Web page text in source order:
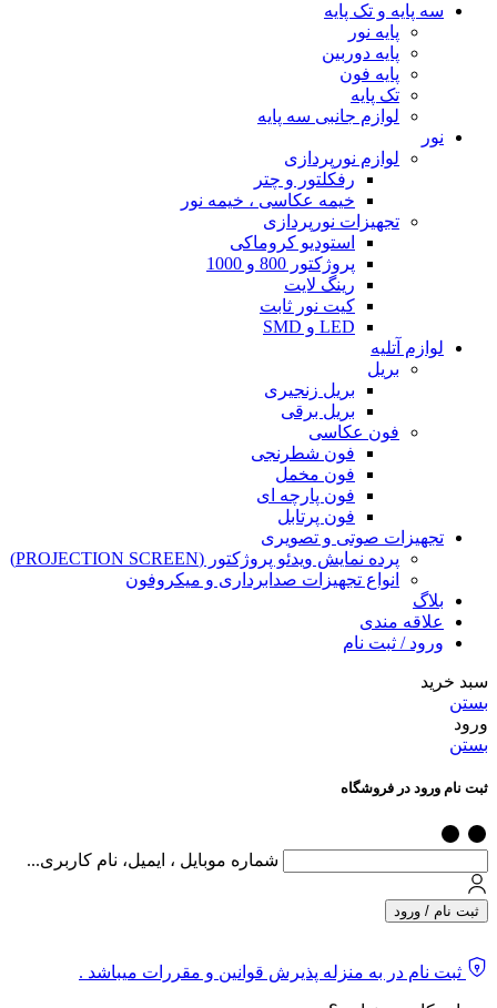
سه پایه و تک پایه
پایه نور
پایه دوربین
پایه فون
تک پایه
لوازم جانبی سه پایه
نور
لوازم نورپردازی
رفکلتور و چتر
خیمه عکاسی ، خیمه نور
تجهیزات نورپردازی
استودیو کروماکی
پروژکتور 800 و 1000
رینگ لایت
کیت نور ثابت
LED و SMD
لوازم آتلیه
بریل
بریل زنجیری
بریل برقی
فون عکاسی
فون شطرنجی
فون مخمل
فون پارچه ای
فون پرتابل
تجهیزات صوتی و تصویری
پرده نمایش ویدئو پروژکتور (PROJECTION SCREEN)
انواع تجهیزات صدابرداری و میکروفون
بلاگ
علاقه مندی
ورود / ثبت نام
سبد خرید
بستن
ورود
بستن
ثبت نام ورود در فروشگاه
شماره موبایل ، ایمیل، نام کاربری...
ثبت نام / ورود
ثبت نام در به منزله پذیرش قوانین و مقررات میباشد .